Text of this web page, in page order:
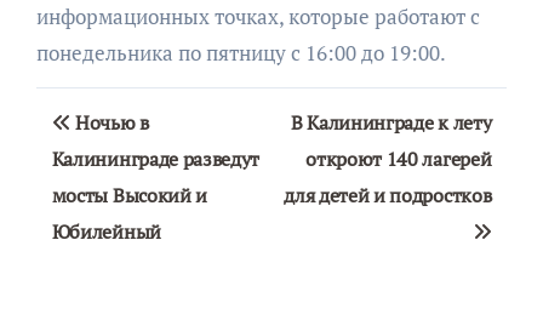
информационных точках, которые работают с
понедельника по пятницу с 16:00 до 19:00.
Навигация
по
записям
Ночью в
Калининграде разведут
мосты Высокий и
Юбилейный
В Калининграде к лету
откроют 140 лагерей
для детей и подростков